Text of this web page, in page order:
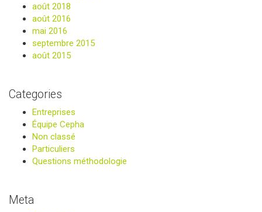
août 2018
août 2016
mai 2016
septembre 2015
août 2015
Categories
Entreprises
Équipe Cepha
Non classé
Particuliers
Questions méthodologie
Meta